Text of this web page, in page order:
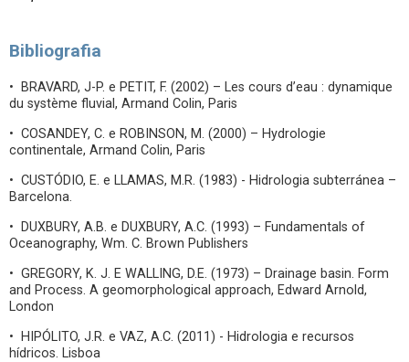
Bibliografia
• BRAVARD, J-P. e PETIT, F. (2002) – Les cours d’eau : dynamique
du système fluvial, Armand Colin, Paris
• COSANDEY, C. e ROBINSON, M. (2000) – Hydrologie
continentale, Armand Colin, Paris
• CUSTÓDIO, E. e LLAMAS, M.R. (1983) - Hidrologia subterránea –
Barcelona.
• DUXBURY, A.B. e DUXBURY, A.C. (1993) – Fundamentals of
Oceanography, Wm. C. Brown Publishers
• GREGORY, K. J. E WALLING, D.E. (1973) – Drainage basin. Form
and Process. A geomorphological approach, Edward Arnold,
London
• HIPÓLITO, J.R. e VAZ, A.C. (2011) - Hidrologia e recursos
hídricos. Lisboa